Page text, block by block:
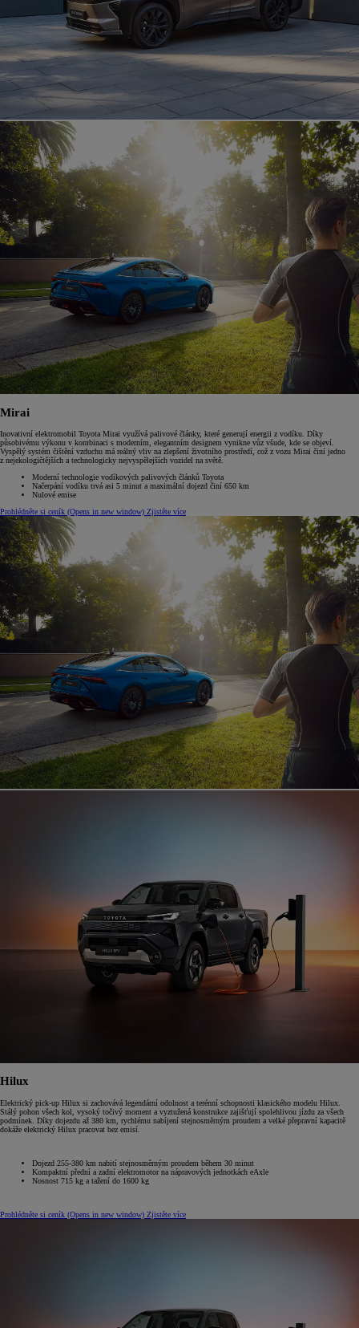
Mirai
Inovativní elektromobil Toyota Mirai využívá palivové články, které generují energii z vodíku. Díky
působivému výkonu v kombinaci s moderním, elegantním designem vynikne vůz všude, kde se objeví.
Vyspělý systém čištění vzduchu má reálný vliv na zlepšení životního prostředí, což z vozu Mirai činí jedno
z nejekologičtějších a technologicky nejvyspělejších vozidel na světě.
Moderní technologie vodíkových palivových článků Toyota
Načerpání vodíku trvá asi 5 minut a maximální dojezd činí 650 km
Nulové emise
Prohlédněte si ceník (Opens in new window) Zjistěte více
Hilux
Elektrický pick-up Hilux si zachovává legendární odolnost a terénní schopnosti klasického modelu Hilux.
Stálý pohon všech kol, vysoký točivý moment a vyztužená konstrukce zajišťují spolehlivou jízdu za všech
podmínek. Díky dojezdu až 380 km, rychlému nabíjení stejnosměrným proudem a velké přepravní kapacitě
dokáže elektrický Hilux pracovat bez emisí.
Dojezd 255-380 km nabití stejnosměrným proudem během 30 minut
Kompaktní přední a zadní elektromotor na nápravových jednotkách eAxle
Nosnost 715 kg a tažení do 1600 kg
Prohlédněte si ceník (Opens in new window) Zjistěte více